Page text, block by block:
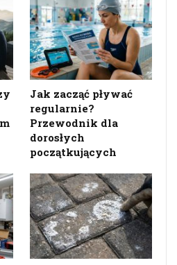
Jak zacząć pływać
regularnie?
Przewodnik dla
dorosłych
początkujących